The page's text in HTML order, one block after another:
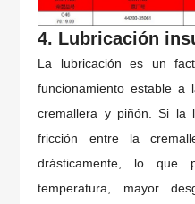
4. Lubricación
La lubricación es un
funcionamiento estable a
cremallera y piñón. Si la
fricción entre la
drásticamente, lo que
temperatura, mayor